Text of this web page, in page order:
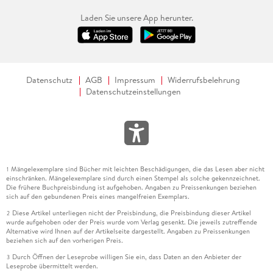
Laden Sie unsere App herunter.
Datenschutz AGB Impressum
Widerrufsbelehrung
Datenschutzeinstellungen
1 Mängelexemplare sind Bücher mit leichten Beschädigungen, die das Lesen aber nicht
einschränken. Mängelexemplare sind durch einen Stempel als solche gekennzeichnet.
Die frühere Buchpreisbindung ist aufgehoben. Angaben zu Preissenkungen beziehen
sich auf den gebundenen Preis eines mangelfreien Exemplars.
2 Diese Artikel unterliegen nicht der Preisbindung, die Preisbindung dieser Artikel
wurde aufgehoben oder der Preis wurde vom Verlag gesenkt. Die jeweils zutreffende
Alternative wird Ihnen auf der Artikelseite dargestellt. Angaben zu Preissenkungen
beziehen sich auf den vorherigen Preis.
3 Durch Öffnen der Leseprobe willigen Sie ein, dass Daten an den Anbieter der
Leseprobe übermittelt werden.